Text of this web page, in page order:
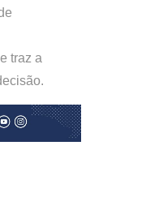
traz a